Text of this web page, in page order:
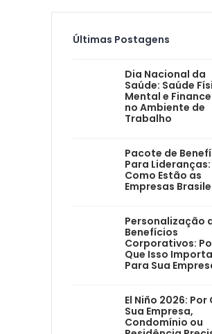
Últimas Postagens
Dia Nacional da
Saúde: Saúde
Mental e
no Ambiente de
Trabalho
Pacote de
Para Lideranças:
Como Estão as
Empresas
Personalização
Benefícios
Corporativos:
Que Isso Importa
Para Sua
El Niño 2026: Por
Sua Empresa,
Condomínio ou